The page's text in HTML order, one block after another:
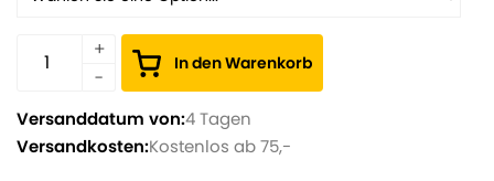
In den Warenkorb
Versanddatum von:4 Tagen
Versandkosten:Kostenlos ab 75,-